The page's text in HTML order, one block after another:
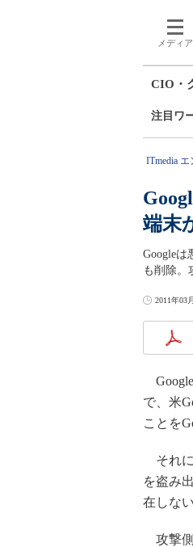
メディア
CIO・
注目ワ
ITmedia
端末
Googleは
も削除。
2011年03
で、米
ことを
それに
を盗み
在しな
攻撃側